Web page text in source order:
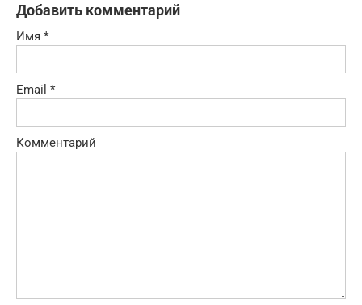
Добавить комментарий
Имя *
Email *
Комментарий